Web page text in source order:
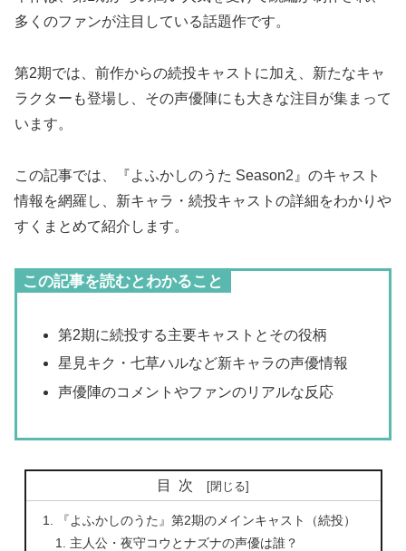
多くのファンが注目している話題作です。
第2期では、前作からの続投キャストに加え、新たなキャ
ラクターも登場し、その声優陣にも大きな注目が集まって
います。
この記事では、『よふかしのうた Season2』のキャスト
情報を網羅し、新キャラ・続投キャストの詳細をわかりや
すくまとめて紹介します。
この記事を読むとわかること
第2期に続投する主要キャストとその役柄
星見キク・七草ハルなど新キャラの声優情報
声優陣のコメントやファンのリアルな反応
目次
『よふかしのうた』第2期のメインキャスト（続投）
主人公・夜守コウとナズナの声優は誰？